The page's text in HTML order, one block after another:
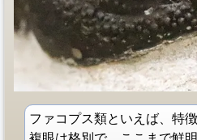
ファコプス類といえば、特